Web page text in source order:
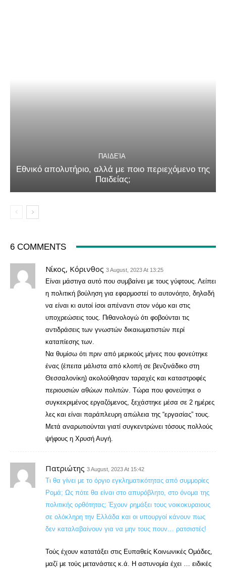
ΠΑΙΔΕΊΑ
Εθνικό απολυτήριο, αλλά με ποιο περιεχόμενο της
Παιδείας;
6 COMMENTS
Νίκος, Κόρινθος 3 August, 2023 At 13:25
Είναι μάστιγα αυτό που συμβαίνει με τους γύφτους. Λείπει
η πολιτική βούληση για εφαρμοστεί το αυτονόητο, δηλαδή
να είναι κι αυτοί ίσοι απέναντι στον νόμο και στις
υποχρεώσεις τους. Πιθανολογώ ότι φοβούνται τις
αντιδράσεις των γνωστών δικαιωματιστών περί
καταπίεσης των.
Να θυμίσω ότι πριν από μερικούς μήνες που φονεύτηκε
ένας (έπειτα μάλιστα από κλοπή σε βενζινάδικο στη
Θεσσαλονίκη) ακολούθησαν ταραχές και καταστροφές
περιουσιών αθώων πολιτών. Τώρα που φονεύτηκε ο
συγκεκριμένος εργαζόμενος, ξεχάστηκε μέσα σε 2 ημέρες
λες και είναι παράπλευρη απώλεια της “εργασίας” τους.
Μετά αναρωτιούνται γιατί συγκεντρώνει τόσους πολλούς
ψήφους η Χρυσή Αυγή.
Πατριώτης 3 August, 2023 At 15:42
Τι θα γίνει με το όργιο εγκληματικότητας από συμμορίες
Ρομά; Ως πότε θα είναι στο απυρόβλητο, στο όνομα της
πολιτικής ορθότητας; Έχουν ρημάξει τους νοικοκυραιους
σε ολόκληρη την Ελλάδα και οι υπουργοί κάνουν πως
δεν καταλαβαίνουν για να μην τους πουν… ρατσιστές!
Τούς έχουν κατατάξει στις Ευπαθείς Κοινωνικές Ομάδες,
μαζί με τούς μετανάστες κ.ά. Η αστυνομία έχει … ειδικές